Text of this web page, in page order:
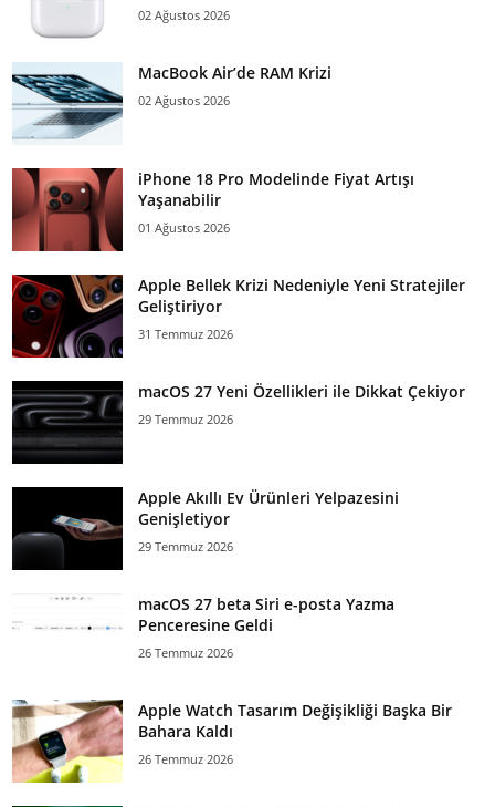
02 Ağustos 2026
MacBook Air’de RAM Krizi
02 Ağustos 2026
iPhone 18 Pro Modelinde Fiyat Artışı
Yaşanabilir
01 Ağustos 2026
Apple Bellek Krizi Nedeniyle Yeni Stratejiler
Geliştiriyor
31 Temmuz 2026
macOS 27 Yeni Özellikleri ile Dikkat Çekiyor
29 Temmuz 2026
Apple Akıllı Ev Ürünleri Yelpazesini
Genişletiyor
29 Temmuz 2026
macOS 27 beta Siri e-posta Yazma
Penceresine Geldi
26 Temmuz 2026
Apple Watch Tasarım Değişikliği Başka Bir
Bahara Kaldı
26 Temmuz 2026